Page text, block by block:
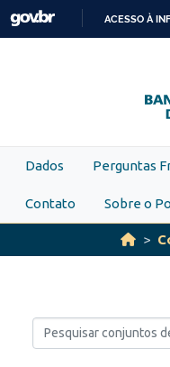
Skip to main content
ACESSO À
Dados Perguntas
Contato Sobre o